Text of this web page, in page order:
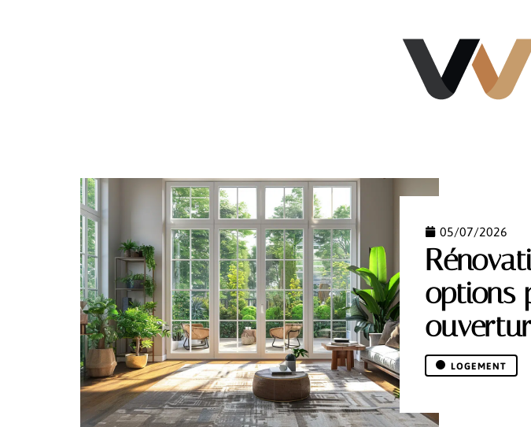
05/07/2026
options
LOGEMENT